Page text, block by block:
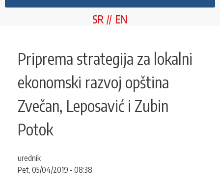
PROJEKTI
DOKUMENTA
KONTAKT
SEARCH
FORM
SR EN
Priprema strategija za lokalni
ekonomski razvoj opština
Zvečan, Leposavić i Zubin
Potok
urednik
Pet, 05/04/2019 - 08:38